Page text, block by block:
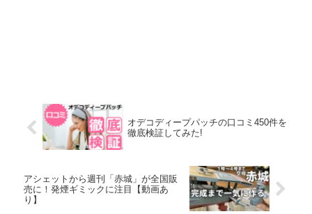
オデコディープパッチの口コミ450件を
徹底検証してみた!
アシェットから週刊「赤城」が全国販
売に！発煙ギミックに注目【動画あ
り】